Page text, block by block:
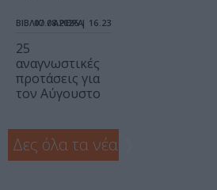
ΒΙΒΛΙΟ / ΑΡΘΡΑ
07.08.2026 | 16.23
25
αναγνωστικές
προτάσεις για
τον Αύγουστο
Δες όλα τα νέα